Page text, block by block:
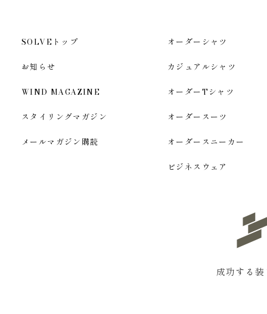
SOLVEトップ
お知らせ
WIND MAGAZINE
スタイリングマガジン
メールマガジン購読
オーダーシャツ
カジュアルシャツ
オーダーTシャツ
オーダースーツ
オーダースニーカー
ビジネスウェア
成功する